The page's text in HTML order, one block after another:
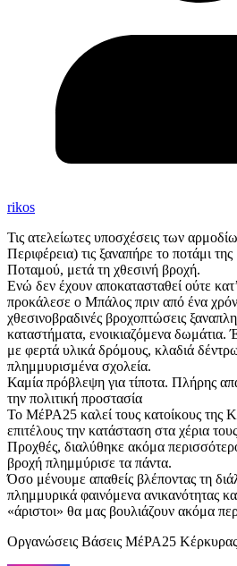
rikos
Τις ατελείωτες υποσχέσεις των
Περιφέρεια) τις ξαναπήρε το ποτάμι
Ποταμού, μετά τη χθεσινή βροχή.
Ενώ δεν έχουν αποκατασταθεί ούτε
προκάλεσε ο Μπάλος πριν από ένα
χθεσινοβραδινές βροχοπτώσεις
καταστήματα, ενοικιαζόμενα δωμάτια.
με φερτά υλικά δρόμους, κλαδιά
πλημμυρισμένα σχολεία.
Καμία πρόβλεψη για τίποτα. Πλήρης
την πολιτική προστασία
Το ΜέΡΑ25 καλεί τους κατοίκους της
επιτέλους την κατάσταση στα χέρια
Προχθές, διαλύθηκε ακόμα
βροχή πλημμύρισε τα πάντα.
Όσο μένουμε απαθείς βλέποντας τη
πλημμυρικά φαινόμενα ανικανότητας
«άριστοι» θα μας βουλιάζουν ακόμα
Οργανώσεις Βάσεις ΜέΡΑ25 Κέρκυρας